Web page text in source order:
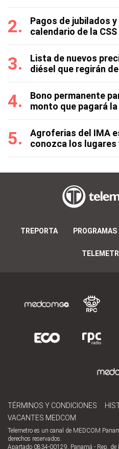
Pagos de jubilados
calendario de la
Lista de nuevos
diésel que regirán
Bono permanente
monto que pagará
Agroferias del IMA
conozca los lugares
TREPORTA PROGRAMAS
TÉRMINOS Y CONDICIONES
VACANTES MEDCOM
Telemetro es un canal de MEDCOM
derechos reservados.
Apartado 0834-00129, Panamá - Rep. de